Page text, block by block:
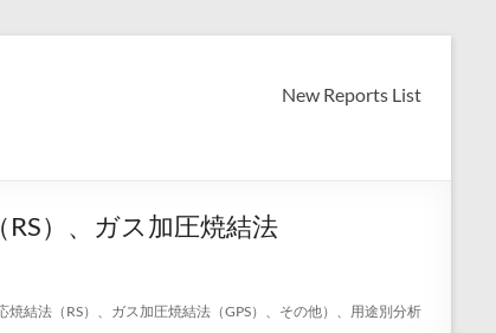
New Reports List
）、ガス加圧焼結法
結法（RS）、ガス加圧焼結法（GPS）、その他）、用途別分析